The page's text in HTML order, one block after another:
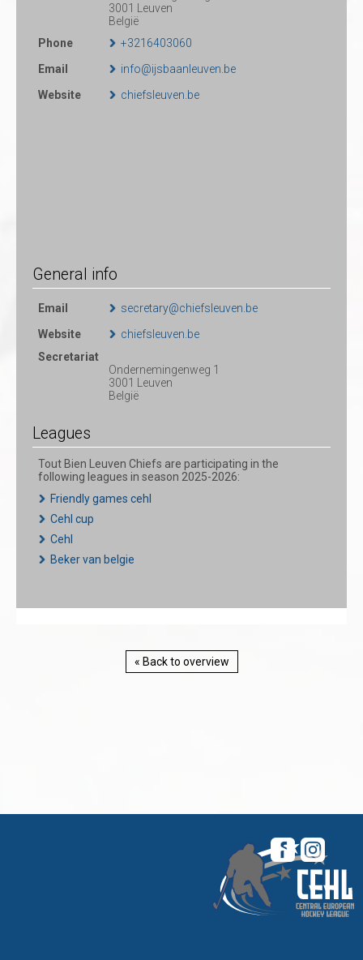
3001 Leuven
België
Phone
+3216403060
Email
info@ijsbaanleuven.be
Website
chiefsleuven.be
General info
Email
secretary@chiefsleuven.be
Website
chiefsleuven.be
Secretariat
Ondernemingenweg 1
3001 Leuven
België
Leagues
Tout Bien Leuven Chiefs are participating in the
following leagues in season 2025-2026:
Friendly games cehl
Cehl cup
Cehl
Beker van belgie
« Back to overview